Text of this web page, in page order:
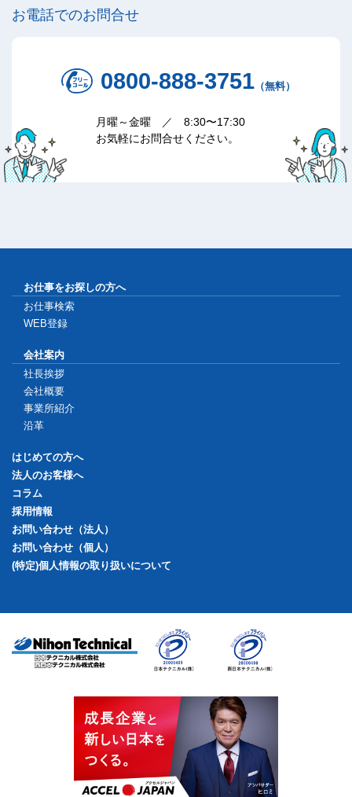
お電話でのお問合せ
0800-888-3751（無料）
月曜～金曜 ／ 8:30〜17:30
お気軽にお問合せください。
お仕事をお探しの方へ
お仕事検索
WEB登録
会社案内
社長挨拶
会社概要
事業所紹介
沿革
はじめての方へ
法人のお客様へ
コラム
採用情報
お問い合わせ（法人）
お問い合わせ（個人）
(特定)個人情報の取り扱いについて